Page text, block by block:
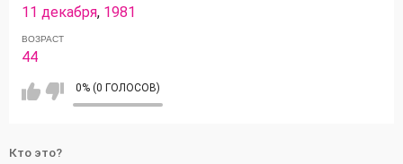
11 декабря, 1981
ВОЗРАСТ
44
0% (0 ГОЛОСОВ)
Кто это?